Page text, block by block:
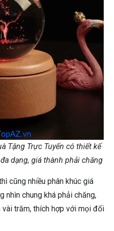
Tặng Trực Tuyến có thiết kế
dạng, giá thành phải chăng
cũng nhiều phân khúc giá
nhìn chung khá phải chăng,
trăm, thích hợp với mọi đối